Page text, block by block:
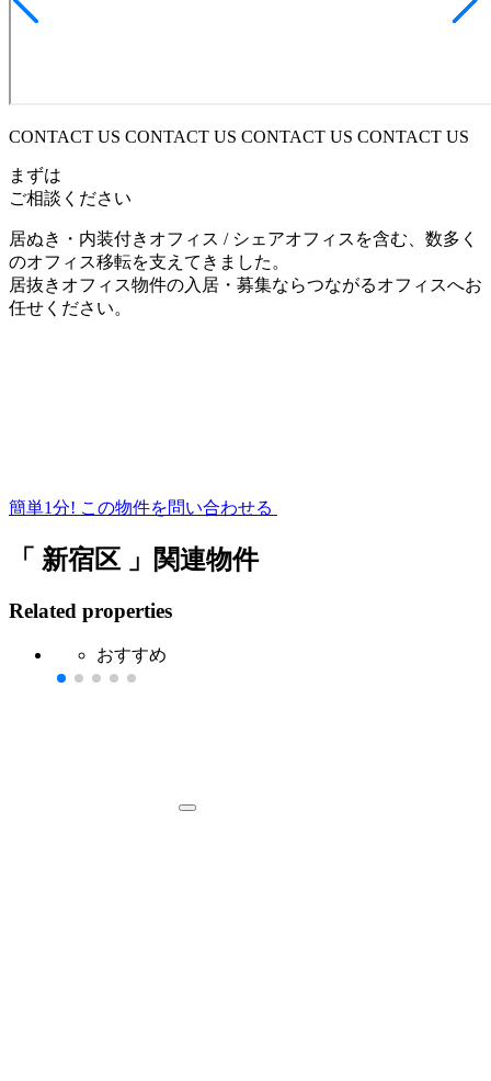
CONTACT US CONTACT US CONTACT US CONTACT US
まずは
ご相談ください
居ぬき・内装付きオフィス / シェアオフィスを含む、数多く
のオフィス移転を支えてきました。
居抜きオフィス物件の入居・募集ならつながるオフィスへお
任せください。
簡単1分! この物件を問い合わせる
「 新宿区 」関連物件
Related properties
おすすめ